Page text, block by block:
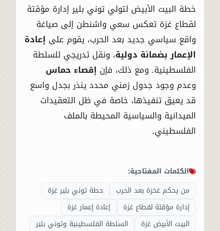
خطة البيت الأبيض لتولي توني بلير إدارة مؤقتة
لقطاع غزة تعكس سعي واشنطن إلى صياغة
واقع سياسي جديد بعد الحرب، يقوم على إعادة
الإعمار بضمانة دولية، ونقل تدريجي للسلطة
الفلسطينية. ومع ذلك، فإن إقصاء حماس
وعدم وجود جدول زمني محدد ينذر بجدل واسع
قد يعيق تنفيذها، خاصة في ظل التعقيدات
الميدانية والسياسية المحيطة بالملف
الفلسطيني.
الكلمات المفتاحية:
من يحكم غخزة بعد الحرب
حطة توني بلير غزة
إدارة مؤقتة لقطاع غزة
إعادة إعمار غزة
البيت الأبيض غزة
السلطة الفلسطينية وتوني بلير